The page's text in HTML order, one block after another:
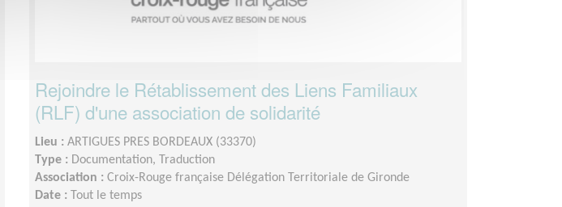
Rejoindre le Rétablissement des Liens Familiaux
(RLF) d'une association de solidarité
Lieu : ARTIGUES PRES BORDEAUX (33370)
Type : Documentation, Traduction
Association : Croix-Rouge française Délégation Territoriale de Gironde
Date :
Tout le temps